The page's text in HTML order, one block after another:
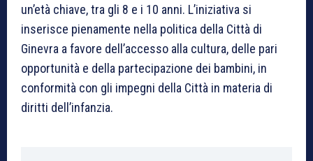
un’età chiave, tra gli 8 e i 10 anni. L’iniziativa si
inserisce pienamente nella politica della Città di
Ginevra a favore dell’accesso alla cultura, delle pari
opportunità e della partecipazione dei bambini, in
conformità con gli impegni della Città in materia di
diritti dell’infanzia.